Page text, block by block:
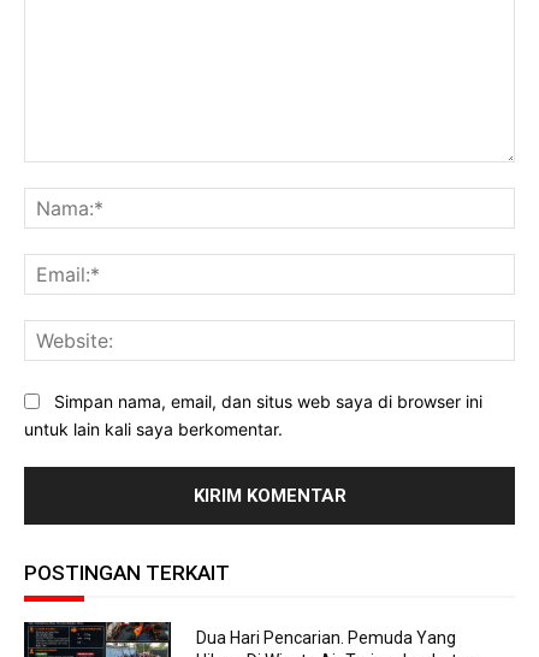
Simpan nama, email, dan situs web saya di browser ini
untuk lain kali saya berkomentar.
POSTINGAN TERKAIT
Dua Hari Pencarian. Pemuda Yang